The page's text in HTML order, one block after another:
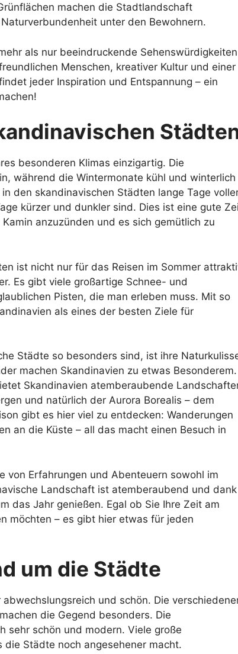
machen die Stadtlandschaft
unter den Bewohnern.
als nur beeindruckende Sehenswürdigkeiten
Menschen, kreativer Kultur und einer
jeder Inspiration und Entspannung – ein
besonderen Klimas einzigartig. Die
während die Wintermonate kühl und winterlich
den skandinavischen Städten lange Tage
kürzer und dunkler sind. Dies ist eine gute
anzuzünden und es sich gemütlich zu
ist nicht nur für das Reisen im Sommer
Es gibt viele großartige Schnee- und
Pisten, die man erleben muss. Mit so
als eines der besten Ziele für
Städte so besonders sind, ist ihre
machen Skandinavien zu etwas Besonderem.
Skandinavien atemberaubende
und natürlich der Aurora Borealis – dem
gibt es hier viel zu entdecken: Wanderungen
an die Küste – all das macht einen Besuch in
von Erfahrungen und Abenteuern sowohl im
Landschaft ist atemberaubend und dank
das Jahr genießen. Egal ob Sie Ihre Zeit am
möchten – es gibt hier etwas für jeden
um die Städte
und schön. Die
die Gegend besonders. Die
sehr schön und modern. Viele große
Städte noch angesehener macht.